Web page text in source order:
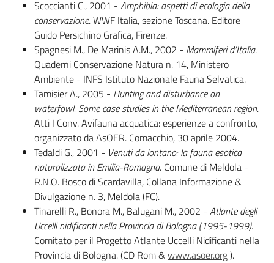
Scoccianti C., 2001 - Amphibia: aspetti di ecologia della
conservazione. WWF Italia, sezione Toscana. Editore
Guido Persichino Grafica, Firenze.
Spagnesi M., De Marinis A.M., 2002 - Mammiferi d’Italia.
Quaderni Conservazione Natura n. 14, Ministero
Ambiente - INFS Istituto Nazionale Fauna Selvatica.
Tamisier A., 2005 - Hunting and disturbance on
waterfowl. Some case studies in the Mediterranean region.
Atti I Conv. Avifauna acquatica: esperienze a confronto,
organizzato da AsOER. Comacchio, 30 aprile 2004.
Tedaldi G., 2001 - Venuti da lontano: la fauna esotica
naturalizzata in Emilia-Romagna. Comune di Meldola -
R.N.O. Bosco di Scardavilla, Collana Informazione &
Divulgazione n. 3, Meldola (FC).
Tinarelli R., Bonora M., Balugani M., 2002 - Atlante degli
Uccelli nidificanti nella Provincia di Bologna (1995-1999).
Comitato per il Progetto Atlante Uccelli Nidificanti nella
Provincia di Bologna. (CD Rom &www.asoer.org).